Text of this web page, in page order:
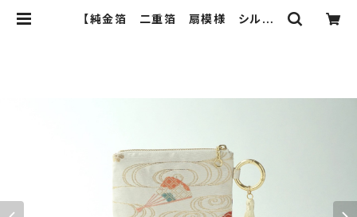
【純金箔 二重箔 扇模様 シルバ
のシルク帯のクラッチバック、ハンドバ